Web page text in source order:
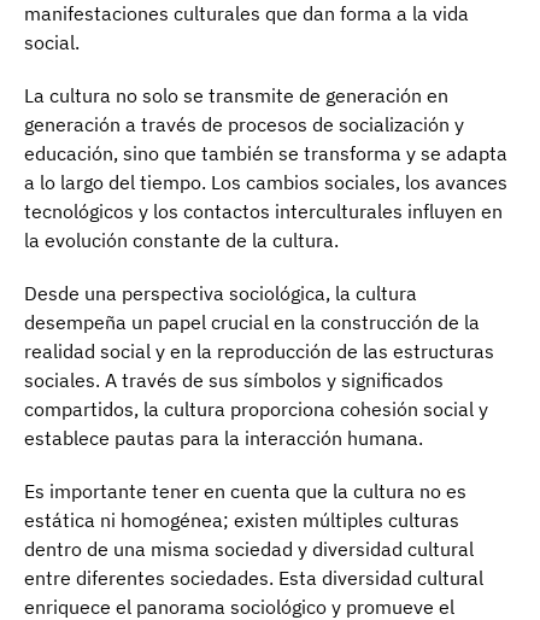
manifestaciones culturales que dan forma a la vida
social.
La cultura no solo se transmite de generación en
generación a través de procesos de socialización y
educación, sino que también se transforma y se adapta
a lo largo del tiempo. Los cambios sociales, los avances
tecnológicos y los contactos interculturales influyen en
la evolución constante de la cultura.
Desde una perspectiva sociológica, la cultura
desempeña un papel crucial en la construcción de la
realidad social y en la reproducción de las estructuras
sociales. A través de sus símbolos y significados
compartidos, la cultura proporciona cohesión social y
establece pautas para la interacción humana.
Es importante tener en cuenta que la cultura no es
estática ni homogénea; existen múltiples culturas
dentro de una misma sociedad y diversidad cultural
entre diferentes sociedades. Esta diversidad cultural
enriquece el panorama sociológico y promueve el